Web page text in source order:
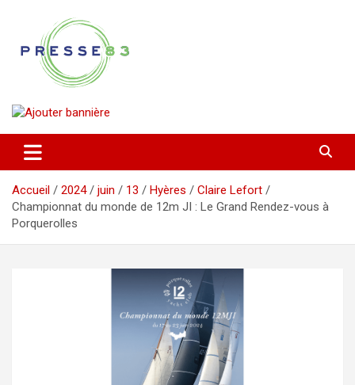
contenu
Presse 83
Accueil 2024 juin 13 Hyères
Claire Lefort
Championnat du monde de 12m JI : Le Grand Rendez-vous à
Porquerolles